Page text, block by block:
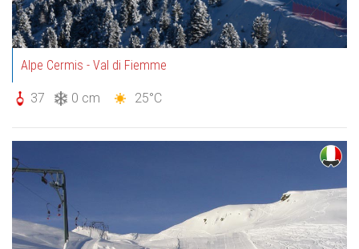
Alpe Cermis - Val di Fiemme
37 0 cm 25°C